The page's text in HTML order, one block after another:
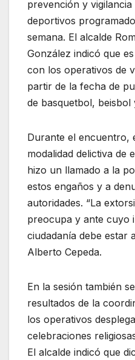
prevención y
deportivos
semana. El alcalde
González indicó que
con los operativos de
partir de la fecha de
de basquetbol, beisbol
Durante el encuentro,
modalidad delictiva de
hizo un llamado a la
estos engaños y a
autoridades. “La
preocupa y ante cuyo
ciudadanía debe estar
Alberto Cepeda.
En la sesión también
resultados de la
los operativos
celebraciones
El alcalde indicó que